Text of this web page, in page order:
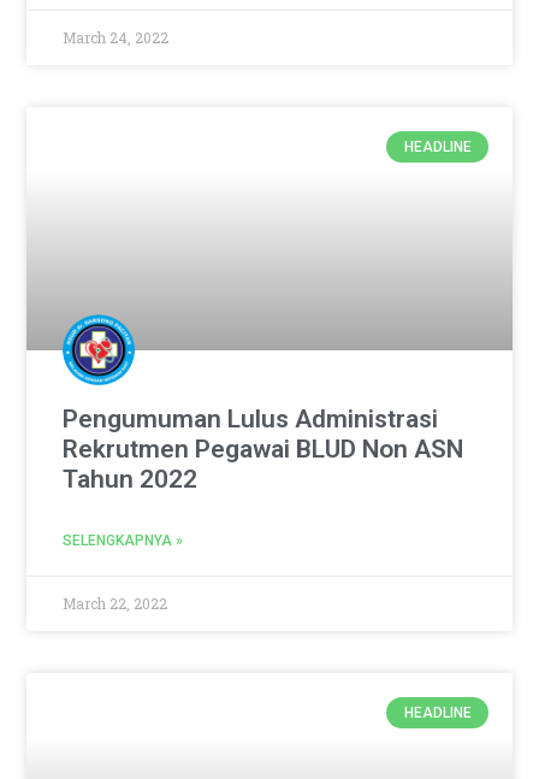
March 24, 2022
HEADLINE
Pengumuman Lulus Administrasi
Rekrutmen Pegawai BLUD Non ASN
Tahun 2022
SELENGKAPNYA »
March 22, 2022
HEADLINE